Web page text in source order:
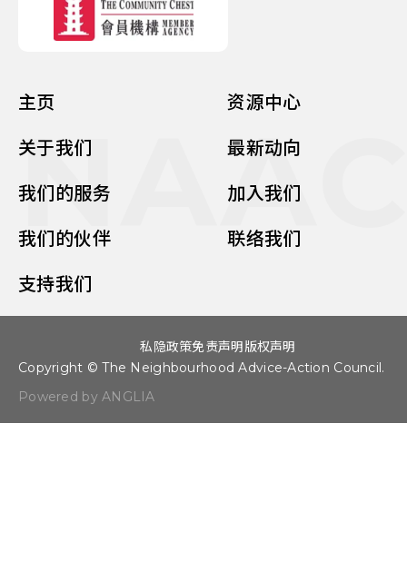
主页
关于我们
我们的服务
我们的伙伴
支持我们
资源中心
最新动向
加入我们
联络我们
Copyright © The Neighbourhood Advice-Action Council.
Powered by ANGLIA
私隐政策免责声明 版权声明